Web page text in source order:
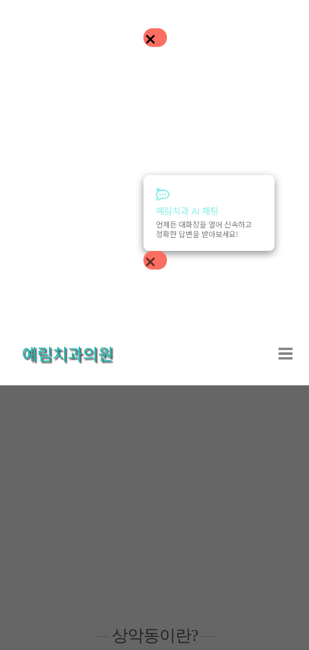
예림치과 AI 채팅
언제든 대화창을 열어 신속하고
정확한 답변을 받아보세요!
건
예림치과의원
상악동이란?